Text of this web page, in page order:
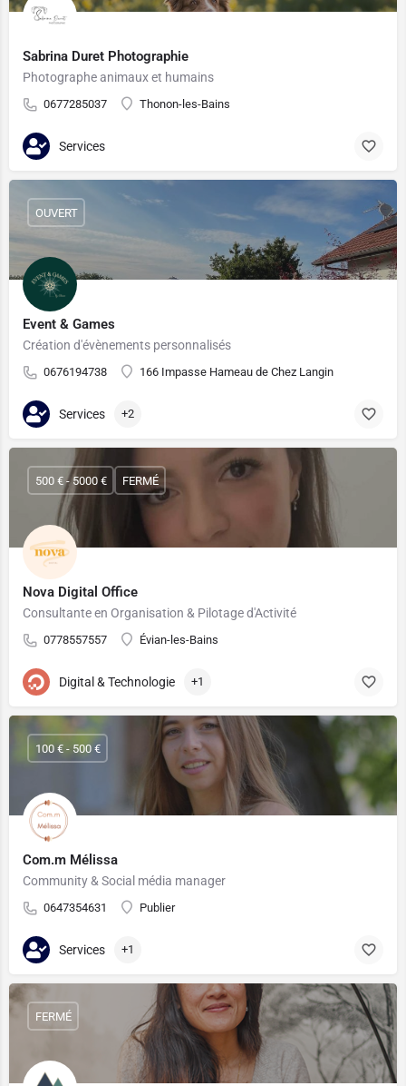
Sabrina Duret Photographie
Photographe animaux et humains
0677285037 Thonon-les-Bains
Services
Event & Games
Création d'évènements personnalisés
0676194738 166 Impasse Hameau de Chez Langin
OUVERT
Services +2
Nova Digital Office
Consultante en Organisation & Pilotage d'Activité
0778557557 Évian-les-Bains
500 € - 5000 € FERMÉ
Digital & Technologie +1
Com.m Mélissa
Community & Social média manager
0647354631 Publier
100 € - 500 €
Services +1
FERMÉ